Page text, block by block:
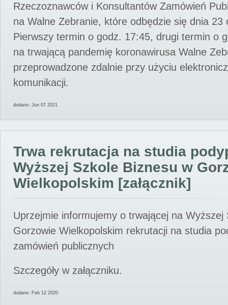
Rzeczoznawców i Konsultantów Zamówień
na Walne Zebranie, które odbędzie się dnia 23
Pierwszy termin o godz. 17:45, drugi termin o
na trwającą pandemię koronawirusa Walne
przeprowadzone zdalnie przy użyciu
komunikacji.
dodano: Jun 07 2021
Trwa rekrutacja na studia
Wyższej Szkole Biznesu w
Wielkopolskim [załącznik]
Uprzejmie informujemy o trwającej na Wyższej
Gorzowie Wielkopolskim rekrutacji na studia
zamówień publicznych
Szczegóły w załączniku.
dodano: Feb 12 2020